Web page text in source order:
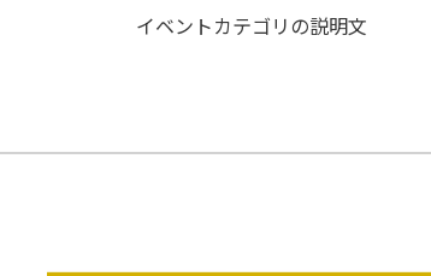
イベントカテゴリの説明文